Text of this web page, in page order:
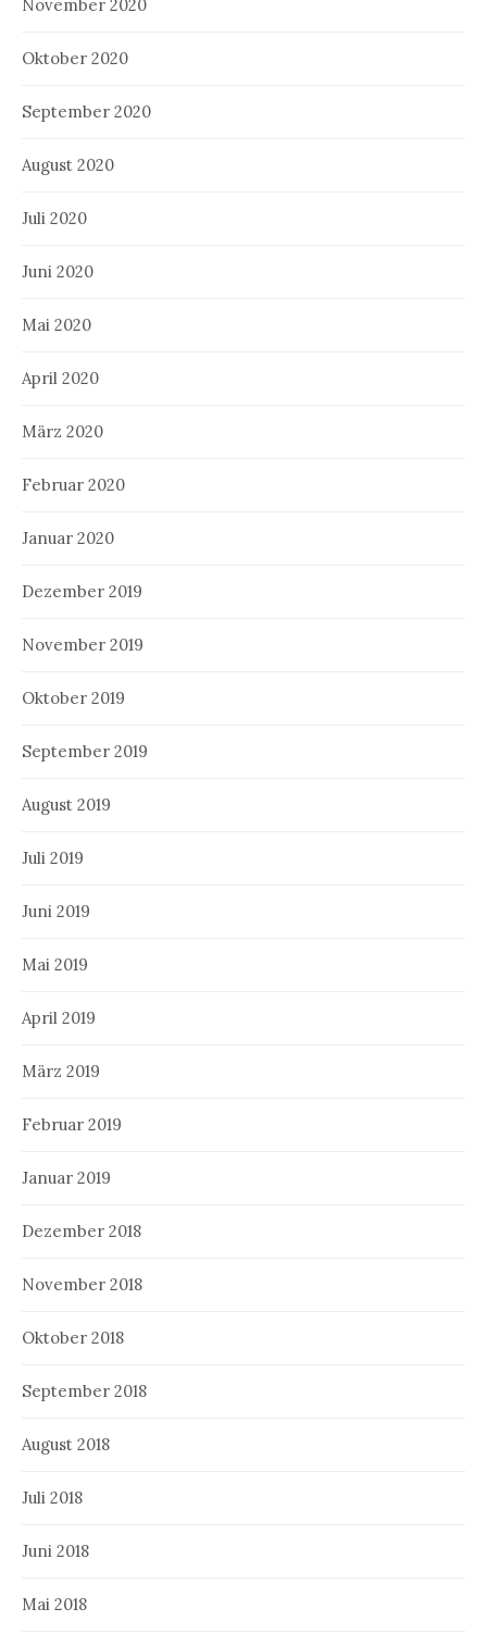
November 2020
Oktober 2020
September 2020
August 2020
Juli 2020
Juni 2020
Mai 2020
April 2020
März 2020
Februar 2020
Januar 2020
Dezember 2019
November 2019
Oktober 2019
September 2019
August 2019
Juli 2019
Juni 2019
Mai 2019
April 2019
März 2019
Februar 2019
Januar 2019
Dezember 2018
November 2018
Oktober 2018
September 2018
August 2018
Juli 2018
Juni 2018
Mai 2018